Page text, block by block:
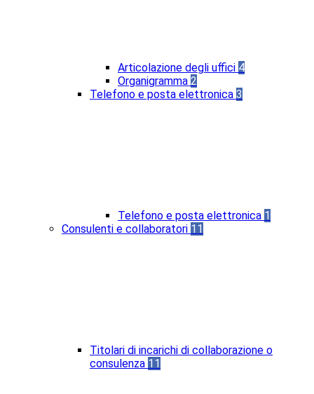
Articolazione degli uffici 4
Organigramma 2
Telefono e posta elettronica 3
Telefono e posta elettronica 1
Consulenti e collaboratori 11
Titolari di incarichi di collaborazione o
consulenza 11